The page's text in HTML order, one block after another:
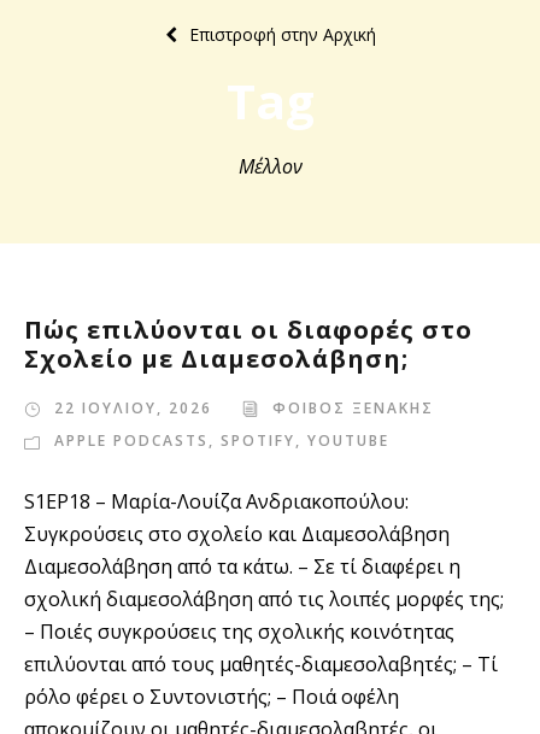
Επιστροφή στην Αρχική
Tag
Μέλλον
Πώς επιλύονται οι διαφορές στο
Σχολείο με Διαμεσολάβηση;
22 ΙΟΥΛΙΟΥ, 2026
ΦΟΙΒΟΣ ΞΕΝΑΚΗΣ
APPLE PODCASTS , SPOTIFY, YOUTUBE
S1EP18 – Μαρία-Λουίζα Ανδριακοπούλου:
Συγκρούσεις στο σχολείο και Διαμεσολάβηση
Διαμεσολάβηση από τα κάτω. – Σε τί διαφέρει η
σχολική διαμεσολάβηση από τις λοιπές μορφές της;
– Ποιές συγκρούσεις της σχολικής κοινότητας
επιλύονται από τους μαθητές-διαμεσολαβητές; – Τί
ρόλο φέρει ο Συντονιστής; – Ποιά οφέλη